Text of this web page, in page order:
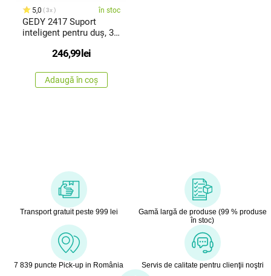
5,0 3x în stoc
GEDY 2417 Suport
inteligent pentru duș, 30
inoxidabil lustruit
246,99 lei
Adaugă în coș
Transport gratuit peste 999 lei
Gamă largă de produse (99 % produse
în stoc)
7 839 puncte Pick-up in România Servis de calitate pentru clienţii noştri